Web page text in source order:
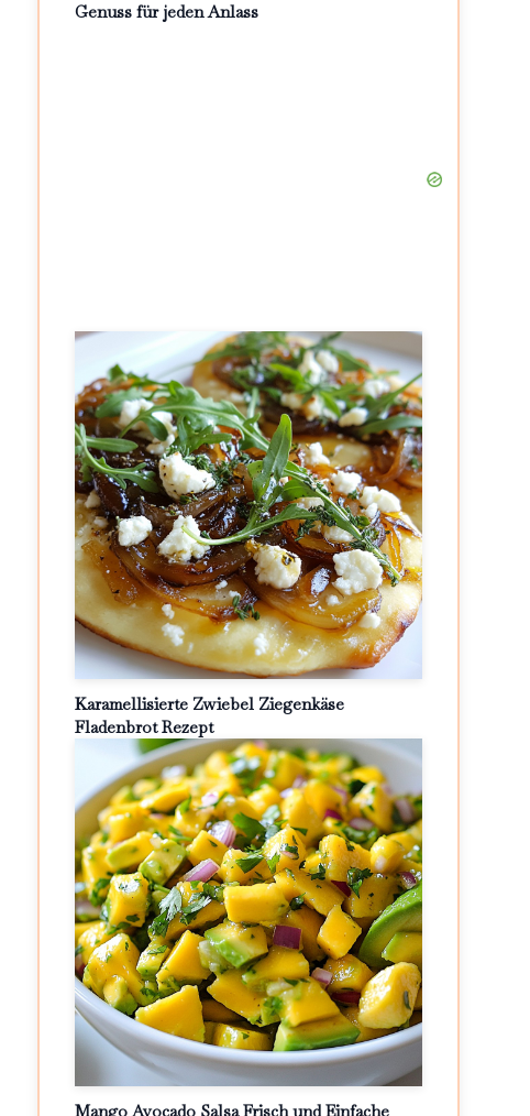
Genuss für jeden Anlass
Karamellisierte Zwiebel Ziegenkäse
Fladenbrot Rezept
Mango Avocado Salsa Frisch und Einfache